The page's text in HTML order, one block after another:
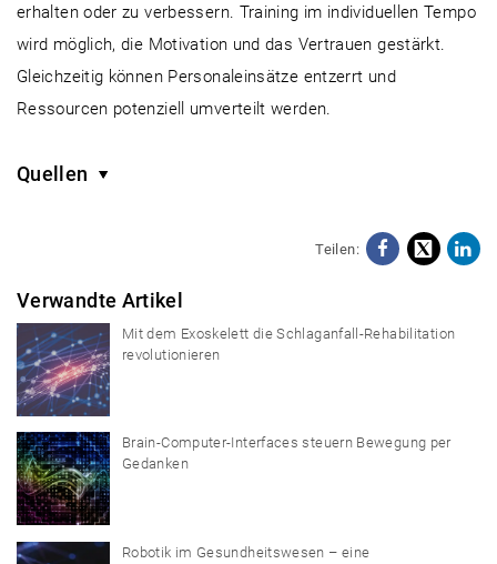
erhalten oder zu verbessern. Training im individuellen Tempo
wird möglich, die Motivation und das Vertrauen gestärkt.
Gleichzeitig können Personaleinsätze entzerrt und
Ressourcen potenziell umverteilt werden.
Quellen
Teilen: X
Verwandte Artikel
Mit dem Exoskelett die Schlaganfall-Rehabilitation
revolutionieren
Brain-Computer-Interfaces steuern Bewegung per
Gedanken
Robotik im Gesundheitswesen – eine